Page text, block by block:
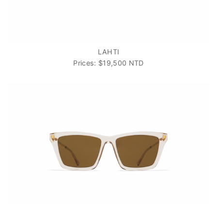
LAHTI
Prices: $19,500 NTD